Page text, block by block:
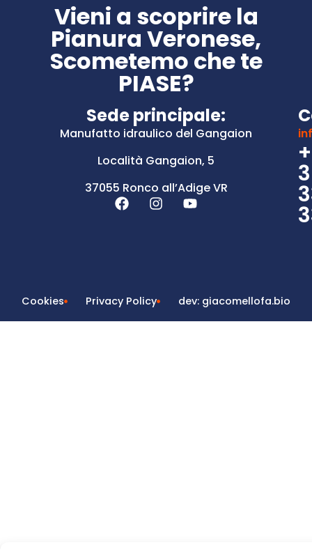
Vieni a scoprire la
Pianura Veronese,
Scometemo che te
PIASE?
Sede principale:
Manufatto idraulico del Gangaion
Località Gangaion, 5
37055 Ronco all’Adige VR
+
Cookies Privacy Policy dev: giacomellofa.bio